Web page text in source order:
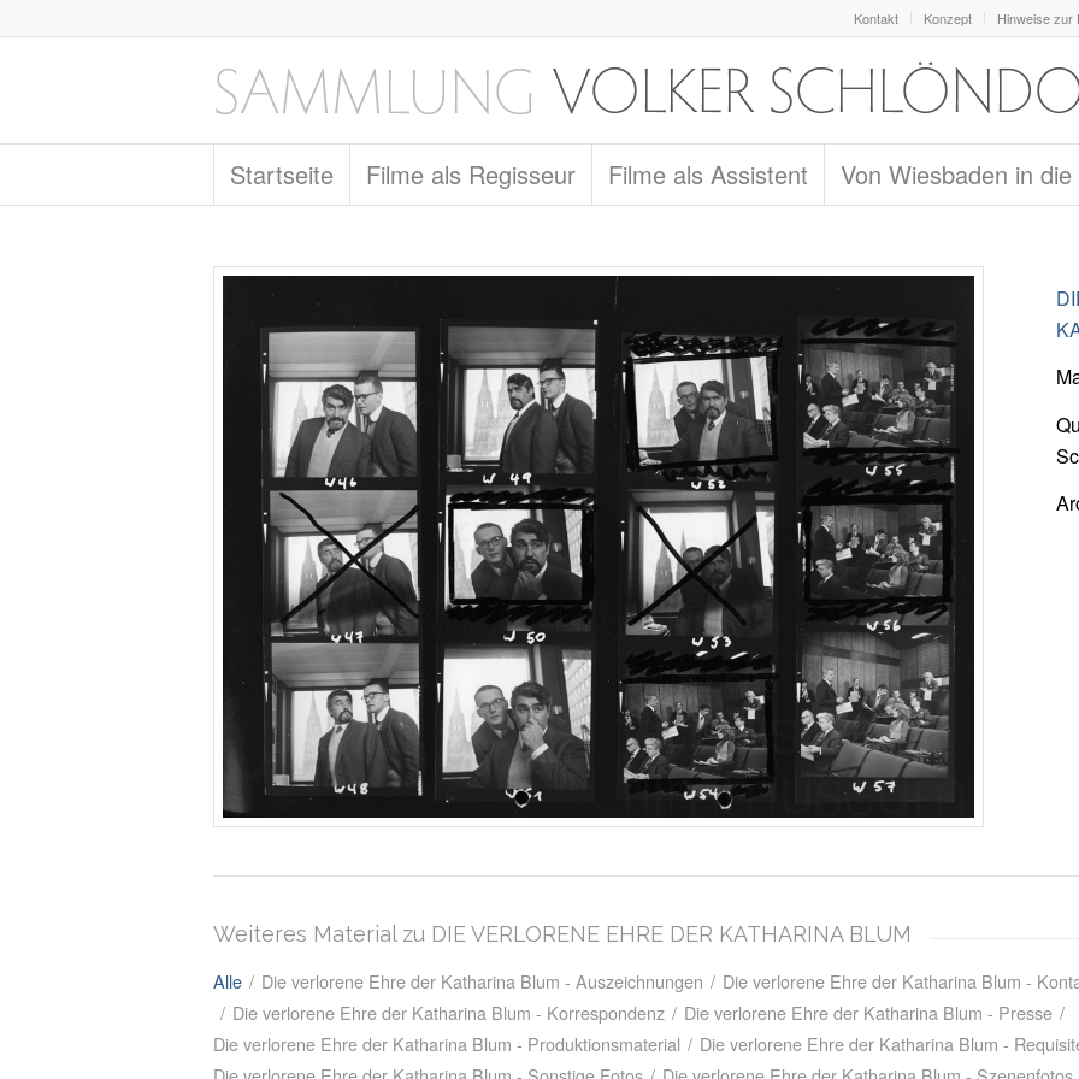
Kontakt Konzept Hinweise zur
Startseite Filme als Regisseur Filme als Assistent Von Wiesbaden in die
Weiteres Material zu DIE VERLORENE EHRE DER KATHARINA BLUM
Alle / Die verlorene Ehre der Katharina Blum - Auszeichnungen / Die verlorene Ehre der Katharina Blum -
/ Die verlorene Ehre der Katharina Blum - Korrespondenz / Die verlorene Ehre der Katharina Blum - Presse /
Die verlorene Ehre der Katharina Blum - Produktionsmaterial / Die verlorene Ehre der Katharina Blum -